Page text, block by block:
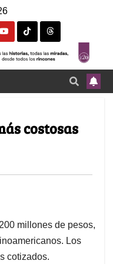
costosas
millones de pesos,
Los
cotizados.